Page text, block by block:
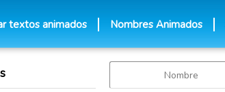
textos animados Nombres Animados